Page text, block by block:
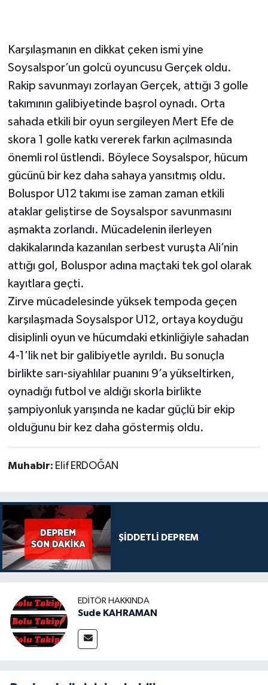
Karşılaşmanın en dikkat çeken ismi yine
Soysalspor’un golcü oyuncusu Gerçek oldu.
Rakip savunmayı zorlayan Gerçek, attığı 3 golle
takımının galibiyetinde başrol oynadı. Orta
sahada etkili bir oyun sergileyen Mert Efe de
skora 1 golle katkı vererek farkın açılmasında
önemli rol üstlendi. Böylece Soysalspor, hücum
gücünü bir kez daha sahaya yansıtmış oldu.
Boluspor U12 takımı ise zaman zaman etkili
ataklar geliştirse de Soysalspor savunmasını
aşmakta zorlandı. Mücadelenin ilerleyen
dakikalarında kazanılan serbest vuruşta Ali’nin
attığı gol, Boluspor adına maçtaki tek gol olarak
kayıtlara geçti.
Zirve mücadelesinde yüksek tempoda geçen
karşılaşmada Soysalspor U12, ortaya koyduğu
disiplinli oyun ve hücumdaki etkinliğiyle sahadan
4-1’lik net bir galibiyetle ayrıldı. Bu sonuçla
birlikte sarı-siyahlılar puanını 9’a yükseltirken,
oynadığı futbol ve aldığı skorla birlikte
şampiyonluk yarışında ne kadar güçlü bir ekip
olduğunu bir kez daha göstermiş oldu.
Muhabir: Elif ERDOĞAN
ŞİDDETLİ DEPREM
EDITÖR HAKKINDA
Sude KAHRAMAN